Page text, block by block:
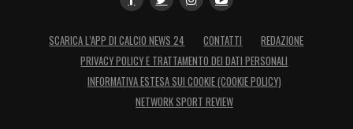
SCARICA L’APP DI CALCIO NEWS 24 CONTATTI
REDAZIONE
PRIVACY POLICY E TRATTAMENTO DEI DATI PERSONALI
INFORMATIVA ESTESA SUI COOKIE (COOKIE POLICY)
NETWORK SPORT REVIEW